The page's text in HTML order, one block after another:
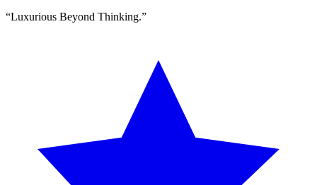
“Luxurious Beyond Thinking.”